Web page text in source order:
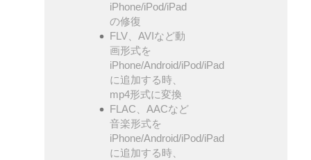
iPhone/iPod/iPad
の修復
FLV、AVIなど動
画形式を
iPhone/Android/iPod/iPad
に追加する時、
mp4形式に変換
FLAC、AACなど
音楽形式を
iPhone/Android/iPod/iPad
に追加する時、